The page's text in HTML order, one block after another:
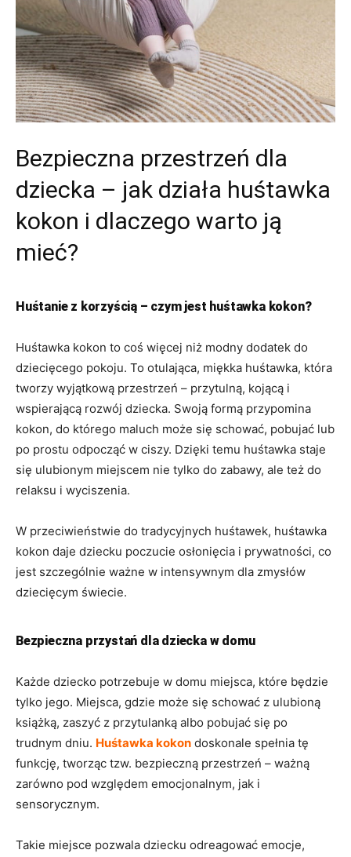
Bezpieczna przestrzeń dla
dziecka – jak działa huśtawka
kokon i dlaczego warto ją
mieć?
Huśtanie z korzyścią – czym jest huśtawka kokon?
Huśtawka kokon to coś więcej niż modny dodatek do
dziecięcego pokoju. To otulająca, miękka huśtawka, która
tworzy wyjątkową przestrzeń – przytulną, kojącą i
wspierającą rozwój dziecka. Swoją formą przypomina
kokon, do którego maluch może się schować, pobujać lub
po prostu odpocząć w ciszy. Dzięki temu huśtawka staje
się ulubionym miejscem nie tylko do zabawy, ale też do
relaksu i wyciszenia.
W przeciwieństwie do tradycyjnych huśtawek, huśtawka
kokon daje dziecku poczucie osłonięcia i prywatności, co
jest szczególnie ważne w intensywnym dla zmysłów
dziecięcym świecie.
Bezpieczna przystań dla dziecka w domu
Każde dziecko potrzebuje w domu miejsca, które będzie
tylko jego. Miejsca, gdzie może się schować z ulubioną
książką, zaszyć z przytulanką albo pobujać się po
trudnym dniu. Huśtawka kokon doskonale spełnia tę
funkcję, tworząc tzw. bezpieczną przestrzeń – ważną
zarówno pod względem emocjonalnym, jak i
sensorycznym.
Takie miejsce pozwala dziecku odreagować emocje,